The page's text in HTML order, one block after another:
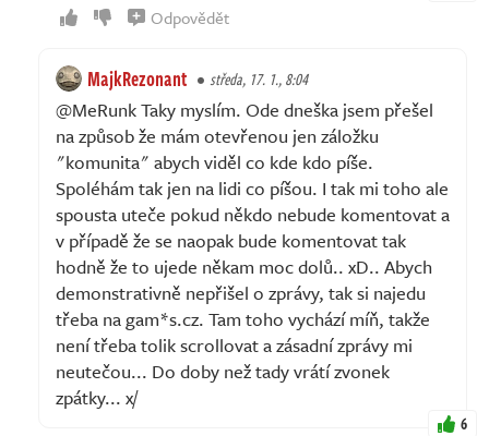
Odpovědět
MajkRezonant středa, 17. 1., 8:04
@MeRunk Taky myslím. Ode dneška jsem přešel
na způsob že mám otevřenou jen záložku
"komunita" abych viděl co kde kdo píše.
Spoléhám tak jen na lidi co píšou. I tak mi toho ale
spousta uteče pokud někdo nebude komentovat a
v případě že se naopak bude komentovat tak
hodně že to ujede někam moc dolů.. xD.. Abych
demonstrativně nepřišel o zprávy, tak si najedu
třeba na gam*s.cz. Tam toho vychází míň, takže
není třeba tolik scrollovat a zásadní zprávy mi
neutečou... Do doby než tady vrátí zvonek
zpátky... x/
6